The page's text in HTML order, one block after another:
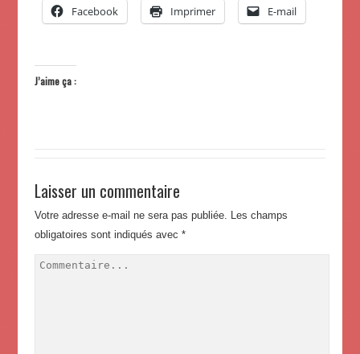
Facebook Imprimer E-mail
J’aime ça :
Laisser un commentaire
Votre adresse e-mail ne sera pas publiée. Les champs
obligatoires sont indiqués avec *